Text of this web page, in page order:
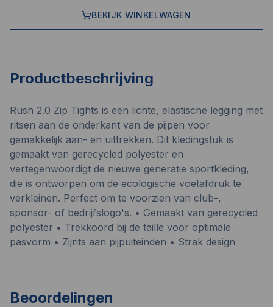
BEKIJK WINKELWAGEN
Productbeschrijving
Rush 2.0 Zip Tights is een lichte, elastische legging met
ritsen aan de onderkant van de pijpen voor
gemakkelijk aan- en uittrekken. Dit kledingstuk is
gemaakt van gerecycled polyester en
vertegenwoordigt de nieuwe generatie sportkleding,
die is ontworpen om de ecologische voetafdruk te
verkleinen. Perfect om te voorzien van club-,
sponsor- of bedrijfslogo's. • Gemaakt van gerecycled
polyester • Trekkoord bij de taille voor optimale
pasvorm • Zijrits aan pijpuiteinden • Strak design
Beoordelingen